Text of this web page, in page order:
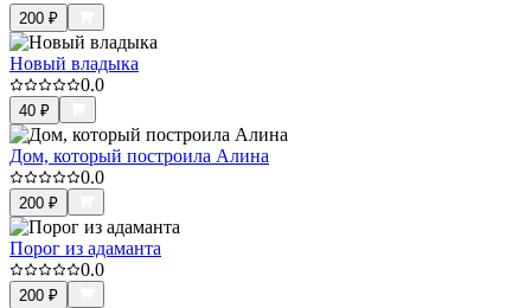
200 ₽
Новый владыка
0.0
40 ₽
Дом, который построила Алина
0.0
200 ₽
Порог из адаманта
0.0
200 ₽